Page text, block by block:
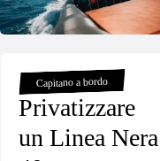
Capitano a bordo
Privatizzare
un Linea Nera